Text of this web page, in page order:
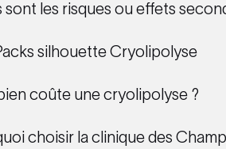
sont les risques ou effets
silhouette Cryolipolyse
coûte une cryolipolyse ?
choisir la clinique des